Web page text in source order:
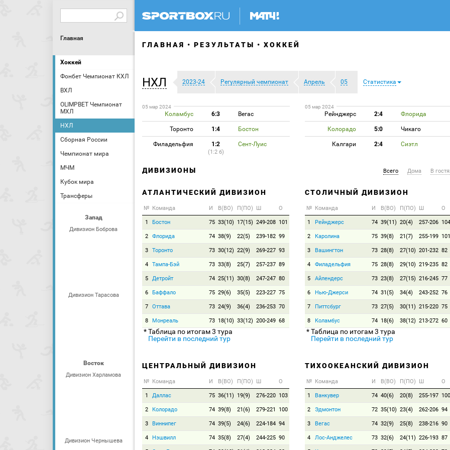
Главная
Хоккей
Фонбет Чемпионат КХЛ
ВХЛ
OLIMPBET Чемпионат
МХЛ
НХЛ
Сборная России
Чемпионат мира
МЧМ
Кубок мира
Трансферы
Запад
Дивизион Боброва
Дивизион Тарасова
Восток
Дивизион Харламова
Дивизион Чернышева
ГЛАВНАЯ РЕЗУЛЬТАТЫ ХОККЕЙ
НХЛ 2023-24 Регулярный чемпионат Апрель 05 Статистика
05 мар 2024
Коламбус 6:3 Вегас
Торонто 1:4 Бостон
Филадельфия 1:2 Сент-Луис
(1:2 б)
05 мар 2024
Рейнджерс 2:4 Флорида
Колорадо 5:0 Чикаго
Калгари 2:4 Сиэтл
Всего Дома В
ДИВИЗИОНЫ
АТЛАНТИЧЕСКИЙ ДИВИЗИОН
№ Команда И В(ВО) П(ПО) Ш О
1 Бостон 75 33(10) 17(15) 249-208 101
2 Флорида 74 38(9) 22(5) 239-182 99
3 Торонто 73 30(12) 22(9) 269-227 93
4 Тампа-Бэй 73 33(8) 25(7) 257-237 89
5 Детройт 74 25(11) 30(8) 247-247 80
6 Баффало 75 29(6) 35(5) 223-227 75
7 Оттава 73 24(9) 36(4) 236-253 70
8 Монреаль 73 18(10) 33(12) 200-249 68
* Таблица по итогам 3 тура
Перейти в последний тур
СТОЛИЧНЫЙ ДИВИЗИОН
№ Команда И В(ВО) П(ПО) Ш О
1 Рейнджерс 74 39(11) 20(4) 257-206 104
2 Каролина 75 39(8) 21(7) 255-199 101
3 Вашингтон 73 28(8) 27(10) 201-232 82
4 Филадельфия 75 28(8) 29(10) 219-235 82
5 Айлендерс 73 23(8) 27(15) 216-245 77
6 Нью-Джерси 74 31(5) 34(4) 243-252 76
7 Питтсбург 73 27(5) 30(11) 215-220 75
8 Коламбус 74 18(6) 38(12) 213-272 60
* Таблица по итогам 3 тура
Перейти в последний тур
ЦЕНТРАЛЬНЫЙ ДИВИЗИОН
№ Команда И В(ВО) П(ПО) Ш О
1 Даллас 75 36(11) 19(9) 276-220 103
2 Колорадо 74 39(8) 21(6) 279-221 100
3 Виннипег 74 39(5) 24(6) 224-184 94
4 Нэшвилл 74 35(8) 27(4) 244-225 90
ТИХООКЕАНСКИЙ ДИВИЗИОН
№ Команда И В(ВО) П(ПО) Ш О
1 Ванкувер 74 40(6) 20(8) 255-197 100
2 Эдмонтон 72 35(10) 23(4) 262-206 94
3 Вегас 74 32(9) 25(8) 238-216 90
4 Лос-Анджелес 73 32(6) 24(11) 226-193 87